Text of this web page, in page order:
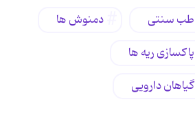
طب سنتی
دمنوش ها
پاکسازی ریه ها
گیاهان دارویی